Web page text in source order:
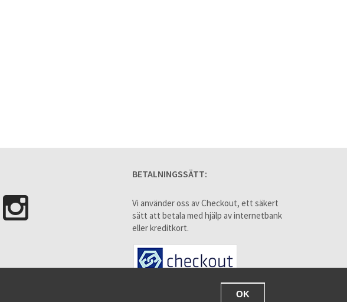
BETALNINGSSÄTT:
Vi använder oss av Checkout, ett säkert
sätt att betala med hjälp av internetbank
eller kreditkort.
OK